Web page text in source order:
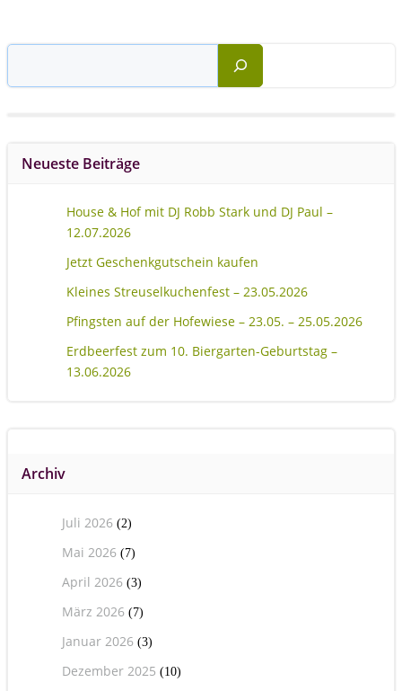
Neueste Beiträge
House & Hof mit DJ Robb Stark und DJ Paul –
12.07.2026
Jetzt Geschenkgutschein kaufen
Kleines Streuselkuchenfest – 23.05.2026
Pfingsten auf der Hofewiese – 23.05. – 25.05.2026
Erdbeerfest zum 10. Biergarten-Geburtstag –
13.06.2026
Archiv
Juli 2026 (2)
Mai 2026 (7)
April 2026 (3)
März 2026 (7)
Januar 2026 (3)
Dezember 2025 (10)